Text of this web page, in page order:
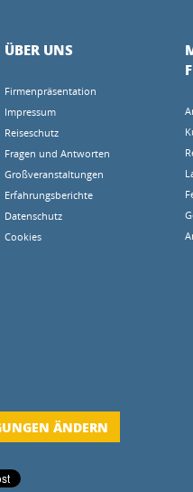
ÜBER UNS
Firmenpräsentation
Impressum
Reiseschutz
Fragen und Antworten
Großveranstaltungen
Erfahrungsberichte
Datenschutz
Cookies
ÄNDERN